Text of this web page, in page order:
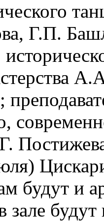
Г.П.
будут и
будут